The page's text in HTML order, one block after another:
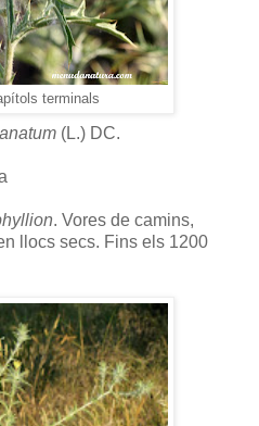
terminals
(L.) DC.
. Vores de camins,
llocs secs. Fins els 1200